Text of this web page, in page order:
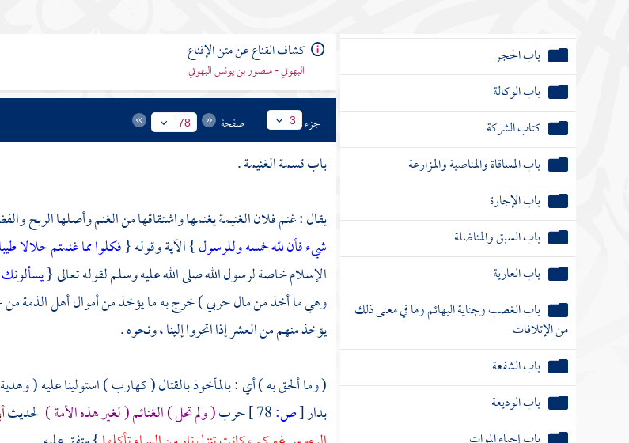
باب الحجر
باب الوكالة
كتاب الشركة
باب المساقاة والمناصبة والمزارعة
باب الإجارة
باب السبق والمناضلة
باب العارية
باب الغصب وجناية البهائم وما في معنى ذلك
من الإتلافات
باب الشفعة
باب الوديعة
باب إحياء الموات
كشاف القناع عن متن الإقناع
البهوتي - منصور بن يونس البهوتي
جزء 3 صفحة 78
باب قسمة الغنيمة .
يقال : غنم فلان الغنيمة يغنمها واشتقاقها من الغنم وأصلها الربح
شيء فأن لله خمسه وللرسول} الآية وقوله {فكلوا مما غنمتم حلالا طيبا
الإسلام خاصة لرسول الله صلى الله عليه وسلم لقوله تعالى {
وهي ما أخذ من مال حربي ) خرج به ما يؤخذ من أموال أهل الذمة من
يؤخذ منهم من العشر إذا اتجروا إلينا ، ونحوه .
( وما ألحق به ) أي : بالمأخوذ بالقتال ( كهارب ) استولينا عليه (
بدار[ص: حرب( ولم تحل ) الغنائم ( لغير هذه الأمة )لحديث